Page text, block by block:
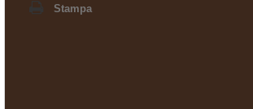
Stampa